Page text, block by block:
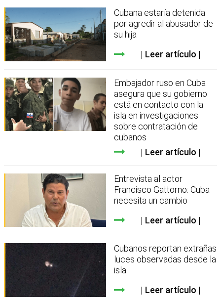
Cubana estaría detenida
por agredir al abusador de
su hija
Leer artículo
Embajador ruso en Cuba
asegura que su gobierno
está en contacto con la
isla en investigaciones
sobre contratación de
cubanos
Leer artículo
Entrevista al actor
Francisco Gattorno: Cuba
necesita un cambio
Leer artículo
Cubanos reportan extrañas
luces observadas desde la
isla
Leer artículo